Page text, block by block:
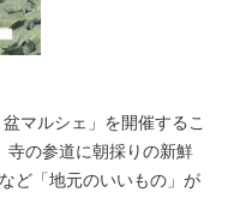
マルシェ」を開催するこ
寺の参道に朝採りの新鮮
ど「地元のいいもの」が